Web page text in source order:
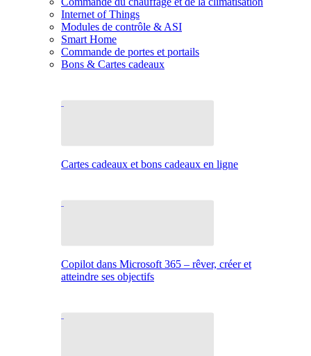
Internet of Things
Modules de contrôle & ASI
Smart Home
Commande de portes et portails
Bons & Cartes cadeaux
Cartes cadeaux et bons cadeaux en ligne
Copilot dans Microsoft 365 – rêver, créer et
atteindre ses objectifs